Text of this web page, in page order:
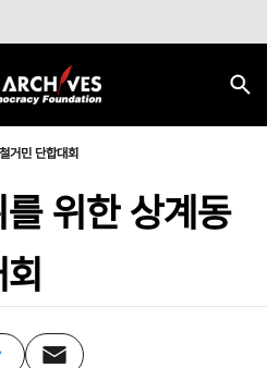
거민 단합대회
위한 상계동